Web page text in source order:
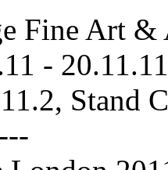
Fine Art &
- 20.11.11
Stand